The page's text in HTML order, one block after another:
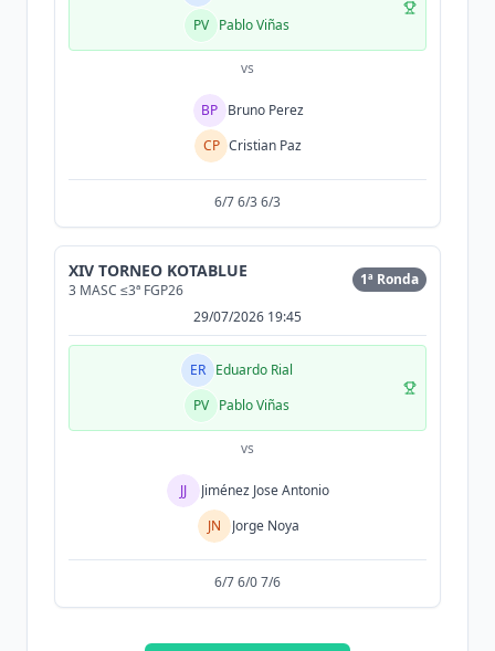
PV Pablo Viñas
vs
BP Bruno Perez
CP Cristian Paz
6/7 6/3 6/3
XIV TORNEO KOTABLUE
3 MASC ≤3ª FGP26
1ª Ronda
29/07/2026 19:45
ER Eduardo Rial
PV Pablo Viñas
vs
JJ
Jiménez Jose Antonio
JN
Jorge Noya
6/7 6/0 7/6